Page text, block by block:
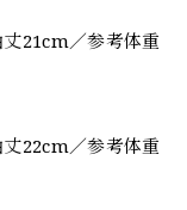
21cm／参考体重
22cm／参考体重